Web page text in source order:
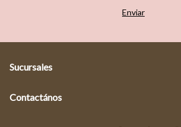
Sucursales
Contactános